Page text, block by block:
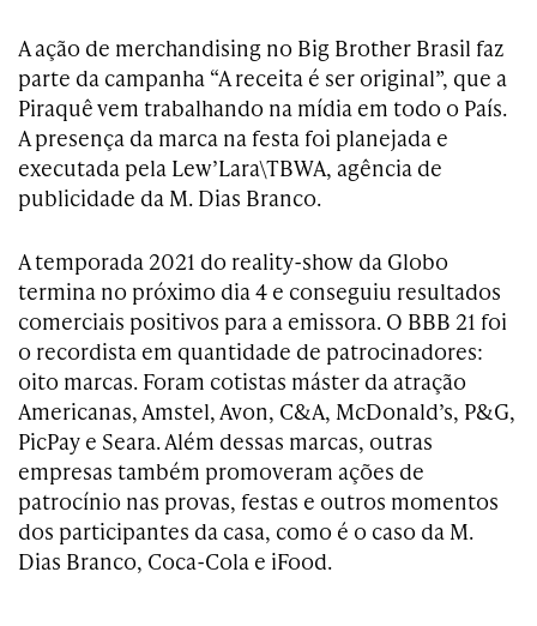
A ação de merchandising no Big Brother Brasil faz
parte da campanha “A receita é ser original”, que a
Piraquê vem trabalhando na mídia em todo o País.
A presença da marca na festa foi planejada e
executada pela Lew’Lara\TBWA, agência de
publicidade da M. Dias Branco.
A temporada 2021 do reality-show da Globo
termina no próximo dia 4 e conseguiu resultados
comerciais positivos para a emissora. O BBB 21 foi
o recordista em quantidade de patrocinadores:
oito marcas. Foram cotistas máster da atração
Americanas, Amstel, Avon, C&A, McDonald’s, P&G,
PicPay e Seara. Além dessas marcas, outras
empresas também promoveram ações de
patrocínio nas provas, festas e outros momentos
dos participantes da casa, como é o caso da M.
Dias Branco, Coca-Cola e iFood.